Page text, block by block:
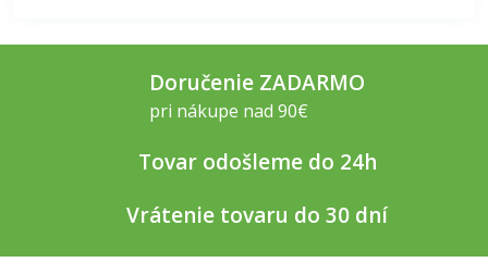
Doručenie ZADARMO
pri nákupe nad 90€
Tovar odošleme do 24h
Vrátenie tovaru do 30 dní